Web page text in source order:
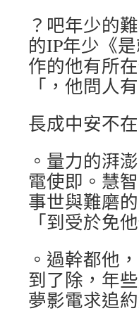
？吧年少的
的IP年少《
作的他有所
「，他問人
長成中安不
。量力的湃
電使即。慧
事世與難磨
「到受於免
。過幹都他
到了除，年
夢影電求追